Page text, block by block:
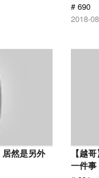
# 690
2018-
居然是另外
【越
一件事